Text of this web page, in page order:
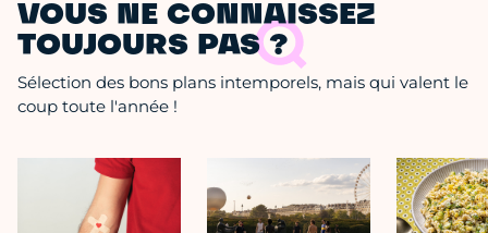
VOUS NE CONNAISSEZ
TOUJOURS PAS ?
Sélection des bons plans intemporels, mais qui valent le
coup toute l'année !